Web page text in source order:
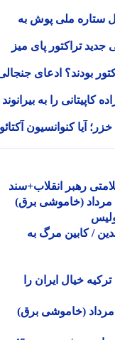
ملی پوش به
تراکتور پای میز
بودند؟ ادعای جنجالی
را به بیرانوند
کنوانسیون آکتائو
رهبر انقلاب+سند
کابین مرگ به
خیال ایران را